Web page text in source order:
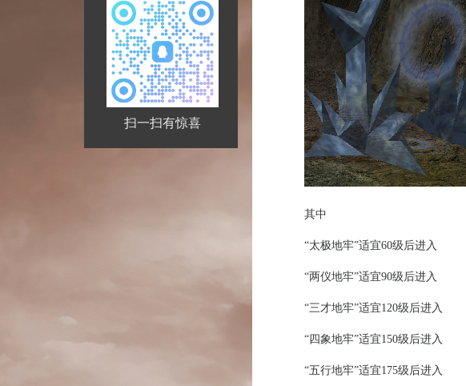
扫一扫有惊喜
其中
“太极地牢”适宜60级后进入
“两仪地牢”适宜90级后进入
“三才地牢”适宜120级后进入
“四象地牢”适宜150级后进入
“五行地牢”适宜175级后进入